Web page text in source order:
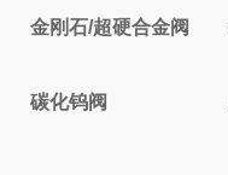
金刚石/超硬合金阀
碳化钨阀